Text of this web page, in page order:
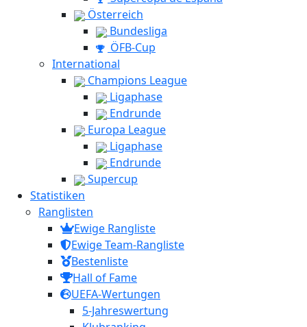
Österreich
Bundesliga
ÖFB-Cup
International
Champions League
Ligaphase
Endrunde
Europa League
Ligaphase
Endrunde
Supercup
Statistiken
Ranglisten
Ewige Rangliste
Ewige Team-Rangliste
Bestenliste
Hall of Fame
UEFA-Wertungen
5-Jahreswertung